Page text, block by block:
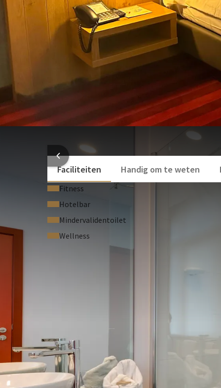
Telefoon
Gratis WiFi-netwerk
Comfortabele bedden
Bureau
Haardroger
Handdoeken
Roomservice van 07.00 tot 23.00 uur
Badkamer met whirlpool en douche
airconditioning
De Business suites zijn perfect voor uw zakelijke
Toiletartikelen
Cosmetica spiegel
Airconditioning
Bekijk meer
Faciliteiten
Handig om te weten
Fitness
Hotelbar
Mindervalidentoilet
Wellness